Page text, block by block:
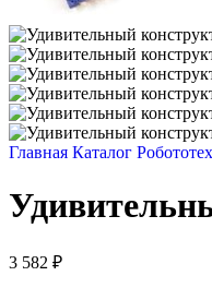
Главная Каталог
3 582 ₽